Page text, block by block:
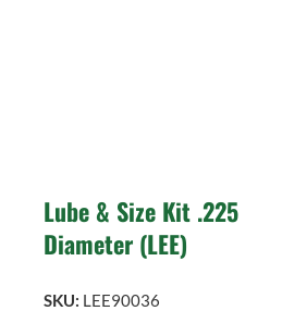
Lube & Size Kit .225
Diameter (LEE)
SKU: LEE90036